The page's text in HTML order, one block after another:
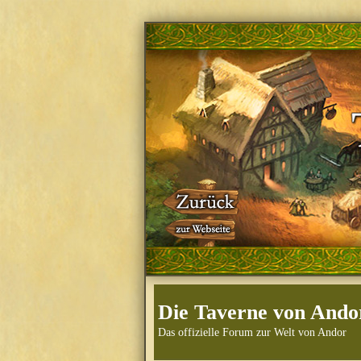
Die Taverne von
Das offizielle Forum zur Welt von Andor